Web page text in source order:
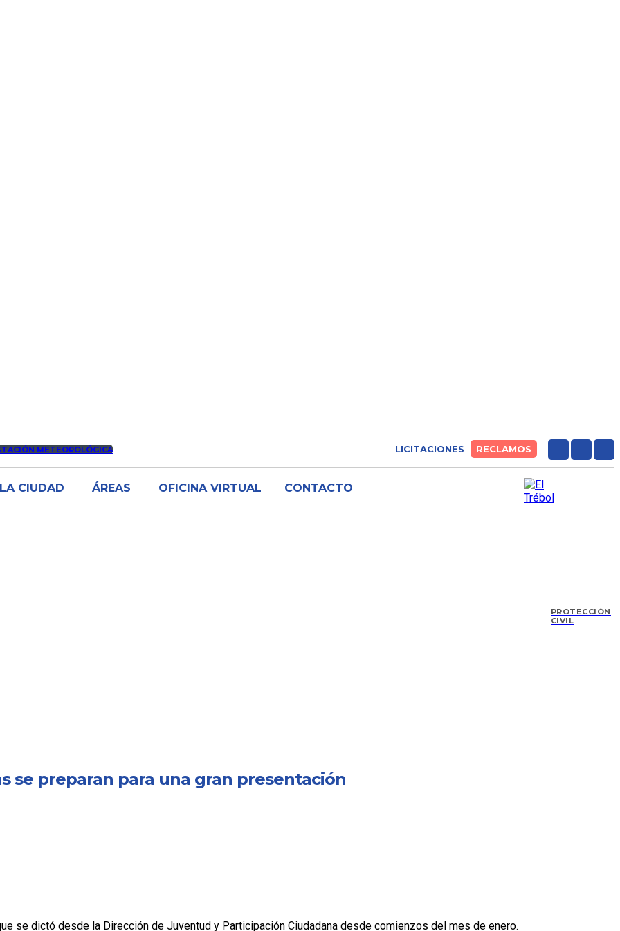
METEOROLÓGICA LICITACIONES RECLAMOS
LA CIUDAD ÁREAS OFICINA VIRTUAL CONTACTO
PROTECCIÓN
CIVIL
se preparan para una gran presentación
se dictó desde la Dirección de Juventud y Participación Ciudadana desde comienzos del mes de enero.